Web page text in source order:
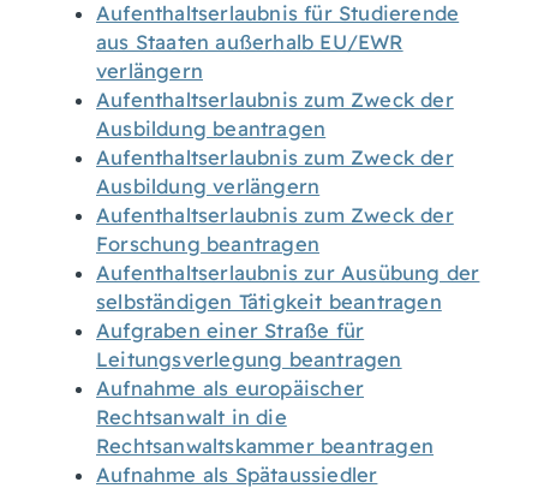
Aufenthaltserlaubnis für Studierende
aus Staaten außerhalb EU/EWR
verlängern
Aufenthaltserlaubnis zum Zweck der
Ausbildung beantragen
Aufenthaltserlaubnis zum Zweck der
Ausbildung verlängern
Aufenthaltserlaubnis zum Zweck der
Forschung beantragen
Aufenthaltserlaubnis zur Ausübung der
selbständigen Tätigkeit beantragen
Aufgraben einer Straße für
Leitungsverlegung beantragen
Aufnahme als europäischer
Rechtsanwalt in die
Rechtsanwaltskammer beantragen
Aufnahme als Spätaussiedler